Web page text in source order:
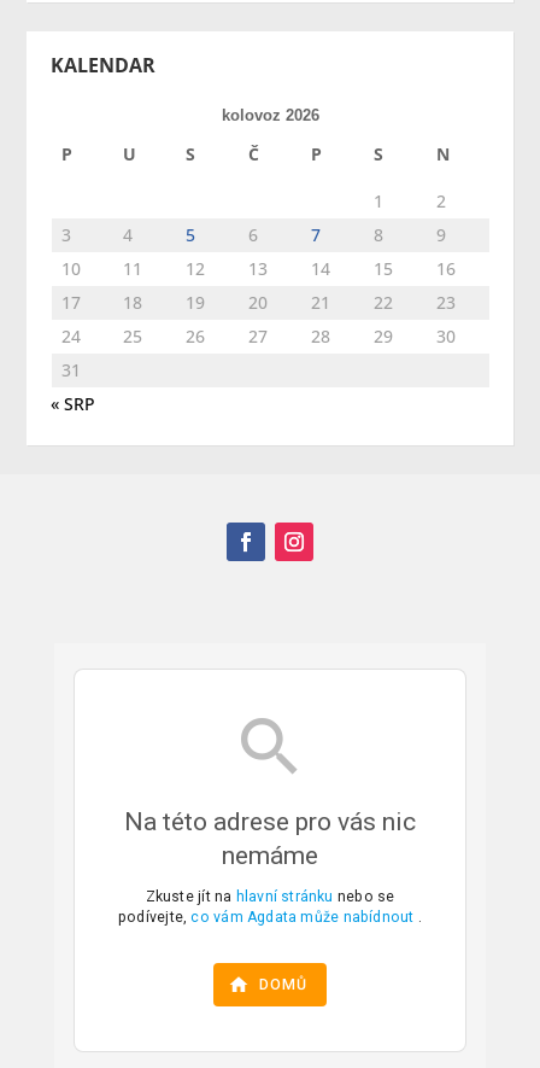
KALENDAR
kolovoz 2026
P U S Č P S N
1
2
3
4 5 6 7 8
9
10
11 12 13 14 15
16
17
18 19 20 21 22
23
24
25 26 27 28 29
30
31
« SRP